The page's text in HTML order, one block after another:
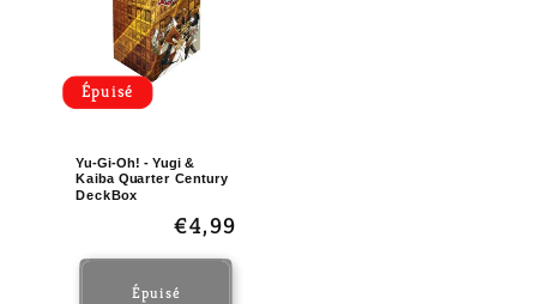
Épuisé
Yu-Gi-Oh! - Yugi &
Kaiba Quarter Century
DeckBox
Prix
habituel
€4,99
Épuisé